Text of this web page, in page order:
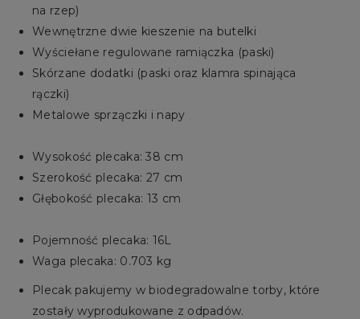
na rzep)
Wewnętrzne dwie kieszenie na butelki
Wyściełane regulowane ramiączka (paski)
Skórzane dodatki (paski oraz klamra spinająca
rączki)
Metalowe sprzączki i napy
Wysokość plecaka: 38 cm
Szerokość plecaka: 27 cm
Głębokość plecaka: 13 cm
Pojemność plecaka: 16L
Waga plecaka: 0.703 kg
Plecak pakujemy w biodegradowalne torby, które
zostały wyprodukowane z odpadów.